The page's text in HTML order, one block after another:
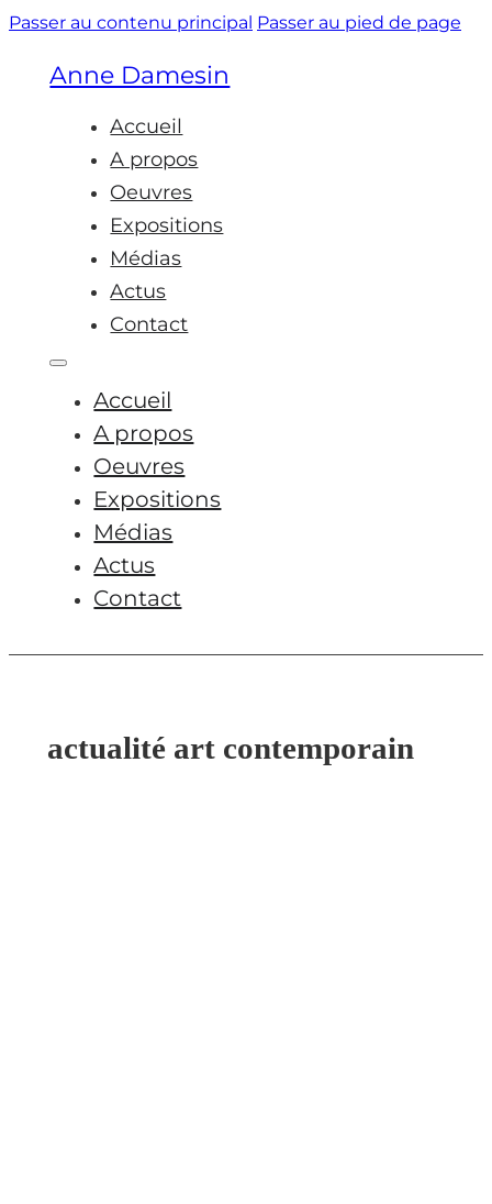
Passer au contenu principal Passer au pied de page
Anne Damesin
Accueil
A propos
Oeuvres
Expositions
Médias
Actus
Contact
Accueil
A propos
Oeuvres
Expositions
Médias
Actus
Contact
actualité art contemporain